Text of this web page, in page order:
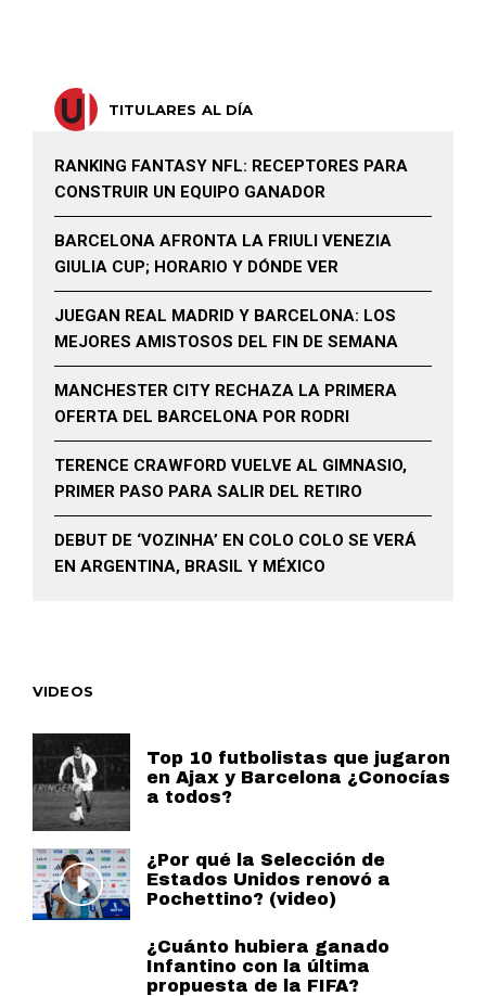
TITULARES AL DÍA
RANKING FANTASY NFL: RECEPTORES PARA
CONSTRUIR UN EQUIPO GANADOR
BARCELONA AFRONTA LA FRIULI VENEZIA
GIULIA CUP; HORARIO Y DÓNDE VER
JUEGAN REAL MADRID Y BARCELONA: LOS
MEJORES AMISTOSOS DEL FIN DE SEMANA
MANCHESTER CITY RECHAZA LA PRIMERA
OFERTA DEL BARCELONA POR RODRI
TERENCE CRAWFORD VUELVE AL GIMNASIO,
PRIMER PASO PARA SALIR DEL RETIRO
DEBUT DE ‘VOZINHA’ EN COLO COLO SE VERÁ
EN ARGENTINA, BRASIL Y MÉXICO
VIDEOS
Top 10 futbolistas que jugaron
en Ajax y Barcelona ¿Conocías
a todos?
¿Por qué la Selección de
Estados Unidos renovó a
Pochettino? (video)
¿Cuánto hubiera ganado
Infantino con la última
propuesta de la FIFA?